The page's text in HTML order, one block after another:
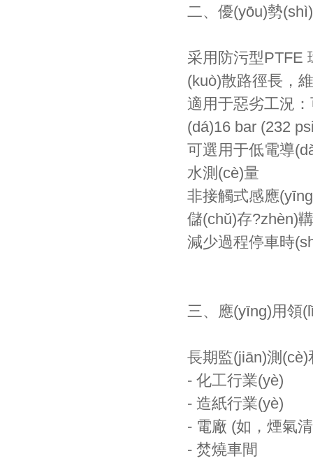
二、優(yōu)勢(shì)
采用防污型PTFE
(kuò)散路徑長，
適用于惡劣工況：
(dá)16 bar (232
可選用于低電導
水測(cè)量
非接觸式感應
儲(chǔ)存?zhèn)
減少過程停車時
三、應(yīng)用
長期監(jiān)測
- 化工行業(yè)
- 造紙行業(yè)
- 電廠 (如，
- 焚燒車間